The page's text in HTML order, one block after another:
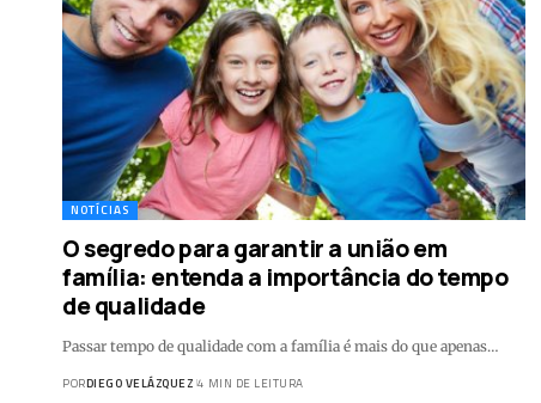
NOTÍCIAS
O segredo para garantir a união em
família: entenda a importância do tempo
de qualidade
Passar tempo de qualidade com a família é mais do que apenas…
PORDIEGO VELÁZQUEZ 4 MIN DE LEITURA